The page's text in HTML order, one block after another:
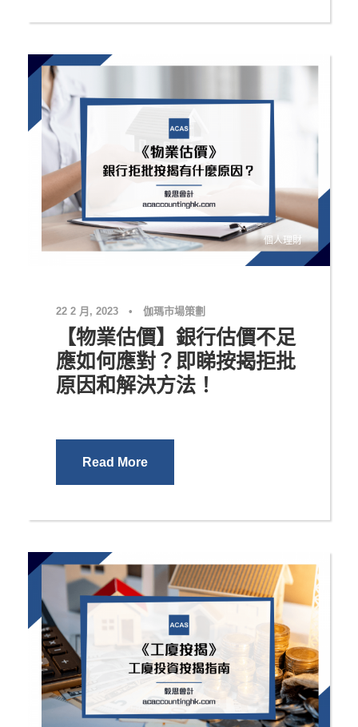
個人理財
22 2 月, 2023 • 伽瑪市場策劃
【物業估價】銀行估價不足
應如何應對？即睇按揭拒批
原因和解決方法！
Read More